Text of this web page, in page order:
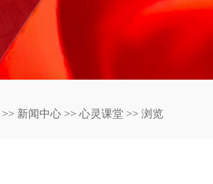
>> 新闻中心 >> 心灵课堂 >> 浏览